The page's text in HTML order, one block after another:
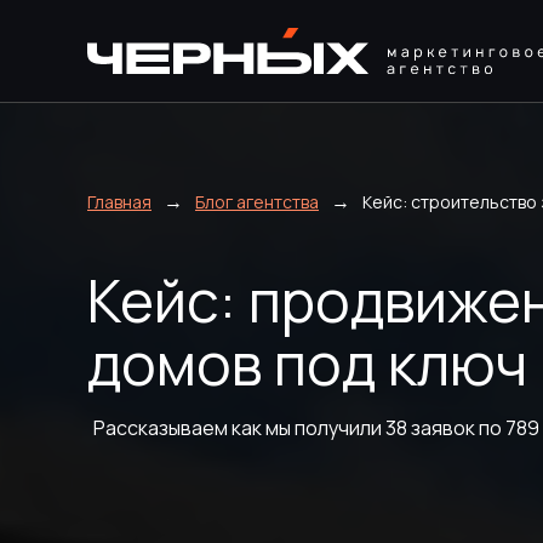
Главная → Блог агентства → Кейс:
Кейс:
домов под ключ
Рассказываем как мы получили 38 заявок по